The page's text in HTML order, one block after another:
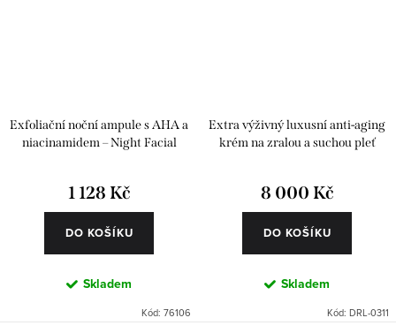
Exfoliační noční ampule s AHA a
niacinamidem – Night Facial
1 128 Kč
DO KOŠÍKU
Skladem
Kód: 76106
Extra výživný luxusní anti-aging
krém na zralou a suchou pleť
8 000 Kč
DO KOŠÍKU
Skladem
Kód: DRL-0311